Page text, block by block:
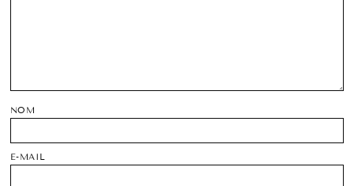
NOM
E-MAIL